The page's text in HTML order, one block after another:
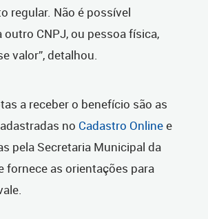
regular. Não é possível
CNPJ, ou pessoa física,
valor”, detalhou.
a receber o benefício são as
no Cadastro Onlinee
pela Secretaria Municipal da
fornece as orientações para